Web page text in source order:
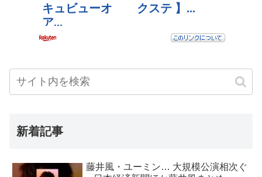
新着記事
藤井風・ユーミン… 大規模公演相次ぐ